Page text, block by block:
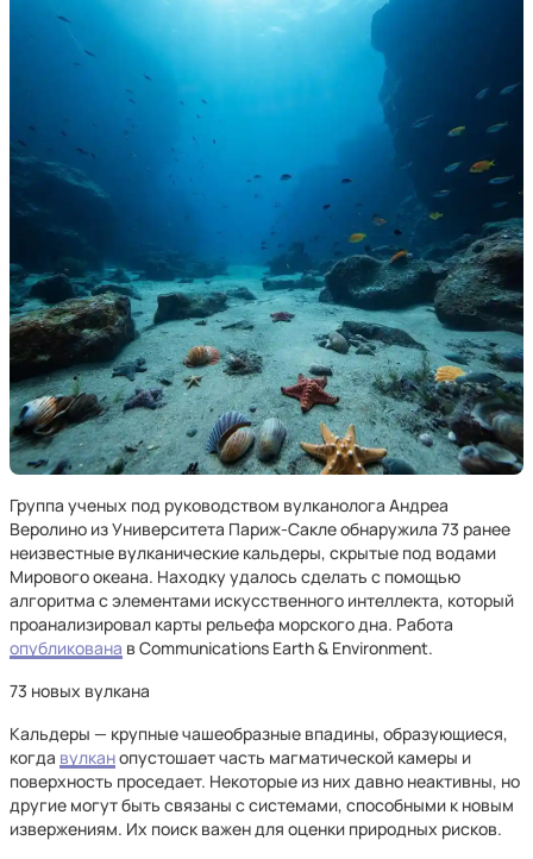
Группа ученых под руководством вулканолога Андреа
Веролино из Университета Париж-Сакле обнаружила 73 ранее
неизвестные вулканические кальдеры, скрытые под водами
Мирового океана. Находку удалось сделать с помощью
алгоритма с элементами искусственного интеллекта, который
проанализировал карты рельефа морского дна. Работа
опубликована в Communications Earth & Environment.
73 новых вулкана
Кальдеры — крупные чашеобразные впадины, образующиеся,
когда вулканопустошает часть магматической камеры и
поверхность проседает. Некоторые из них давно неактивны, но
другие могут быть связаны с системами, способными к новым
извержениям. Их поиск важен для оценки природных рисков.